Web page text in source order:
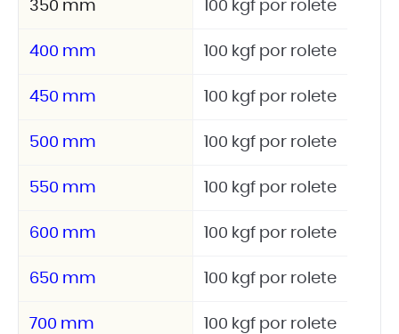
350 mm 100 kgf por rolete
400 mm 100 kgf por rolete
450 mm 100 kgf por rolete
500 mm 100 kgf por rolete
550 mm 100 kgf por rolete
600 mm 100 kgf por rolete
650 mm 100 kgf por rolete
700 mm 100 kgf por rolete